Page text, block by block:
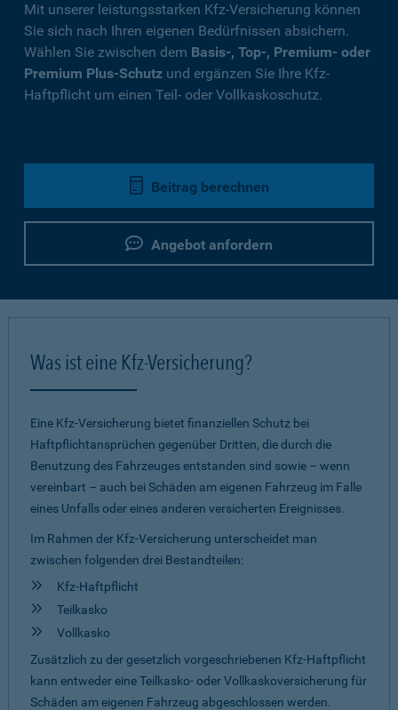
Mit unserer leistungsstarken Kfz-Versicherung können
Sie sich nach Ihren eigenen Bedürfnissen absichern.
Wählen Sie zwischen dem Basis-, Top-, Premium- oder
Premium Plus-Schutz und ergänzen Sie Ihre Kfz-
Haftpflicht um einen Teil- oder Vollkaskoschutz.
Beitrag berechnen
Angebot anfordern
Was ist eine Kfz-Versicherung?
Eine Kfz-Versicherung bietet finanziellen Schutz bei
Haftpflichtansprüchen gegenüber Dritten, die durch die
Benutzung des Fahrzeuges entstanden sind sowie – wenn
vereinbart – auch bei Schäden am eigenen Fahrzeug im Falle
eines Unfalls oder eines anderen versicherten Ereignisses.
Im Rahmen der Kfz-Versicherung unterscheidet man
zwischen folgenden drei Bestandteilen:
Kfz-Haftpflicht
Teilkasko
Vollkasko
Zusätzlich zu der gesetzlich vorgeschriebenen Kfz-Haftpflicht
kann entweder eine Teilkasko- oder Vollkaskoversicherung für
Schäden am eigenen Fahrzeug abgeschlossen werden.